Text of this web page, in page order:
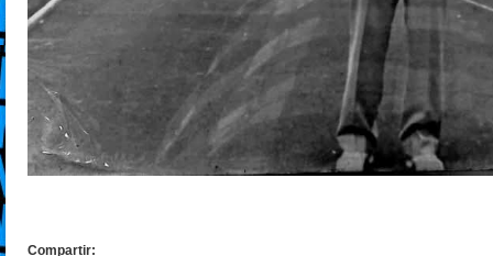
Compartir: